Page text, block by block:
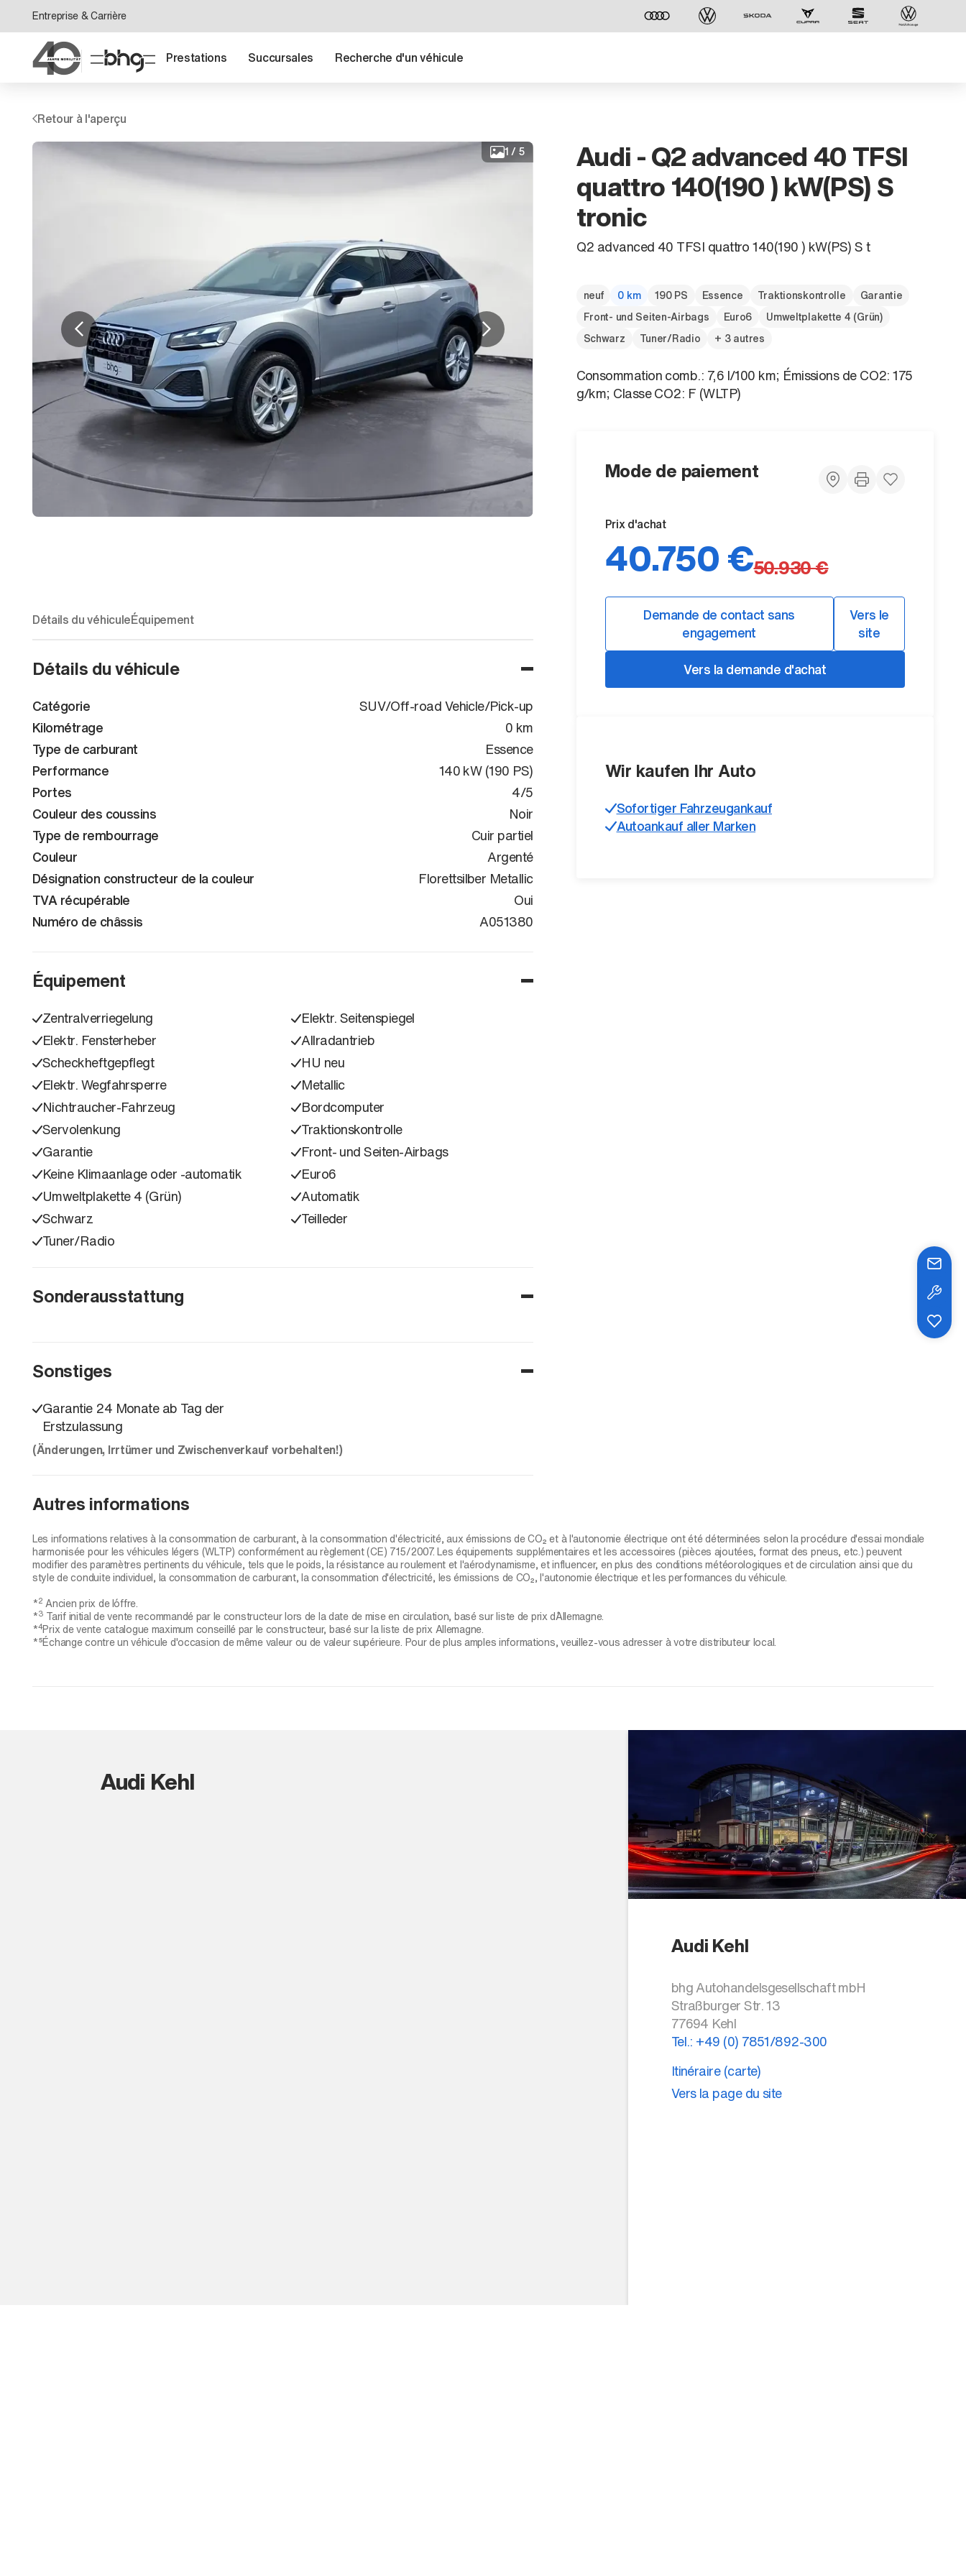
Entreprise & Carrière
Prestations Succursales Recherche d'un véhicule
Retour à l'aperçu
Détails du véhiculeÉquipement
Détails du véhicule
Catégorie
SUV/Off-road Vehicle/Pick-up
Kilométrage
0 km
Type de carburant
Essence
Performance
140 kW (190 PS)
Portes
4/5
Couleur des coussins
Noir
Type de rembourrage
Cuir partiel
Couleur
Argenté
Désignation constructeur de la couleur
Florettsilber Metallic
TVA récupérable
Oui
Numéro de châssis
WAUZZZGA9TA051380
Équipement
Zentralverriegelung
Elektr. Seitenspiegel
Elektr. Fensterheber
Allradantrieb
Scheckheftgepflegt
HU neu
Elektr. Wegfahrsperre
Metallic
Nichtraucher-Fahrzeug
Bordcomputer
Servolenkung
Traktionskontrolle
Garantie
Front- und Seiten-Airbags
Keine Klimaanlage oder -automatik
Euro6
Umweltplakette 4 (Grün)
Automatik
Schwarz
Teilleder
Tuner/Radio
Sonderausstattung
Sonstiges
Garantie 24 Monate ab Tag der
Erstzulassung
(Änderungen, Irrtümer und Zwischenverkauf vorbehalten!)
1/ 5 Audi - Q2 advanced 40 TFSI
quattro 140(190 ) kW(PS) S
tronic
Q2 advanced 40 TFSI quattro 140(190 ) kW(PS) S t
neuf 0 km 190 PS Essence Traktionskontrolle
Garantie
Front- und Seiten-Airbags
Euro6
Umweltplakette 4 (Grün)
Schwarz
Tuner/Radio + 3 autres
Consommation comb.: 7,6 l/100 km; Émissions de CO2: 175
g/km; Classe CO2: F (WLTP)
Mode de paiement
Prix d'achat
40.750 €50.930 €
Demande de contact sans
engagement
Vers le
site
Vers la demande d'achat
Wir kaufen Ihr Auto
Sofortiger Fahrzeugankauf
Autoankauf aller Marken
Autres informations
Les informations relatives à la consommation de carburant, à la consommation d'électricité, aux émissions de CO₂ et à l'autonomie électrique ont été déterminées selon la procédure d'essai mondiale
harmonisée pour les véhicules légers (WLTP) conformément au règlement (CE) 715/2007. Les équipements supplémentaires et les accessoires (pièces ajoutées, format des pneus, etc.) peuvent
modifier des paramètres pertinents du véhicule, tels que le poids, la résistance au roulement et l'aérodynamisme, et influencer, en plus des conditions météorologiques et de circulation ainsi que du
style de conduite individuel, la consommation de carburant, la consommation d'électricité, les émissions de CO₂, l'autonomie électrique et les performances du véhicule.
*2 Ancien prix de l´offre.
*3 Tarif initial de vente recommandé par le constructeur lors de la date de mise en circulation, basé sur liste de prix d´Allemagne.
*4Prix de vente catalogue maximum conseillé par le constructeur, basé sur la liste de prix Allemagne.
*⁵Échange contre un véhicule d'occasion de même valeur ou de valeur supérieure. Pour de plus amples informations, veuillez-vous adresser à votre distributeur local.
Audi Kehl
Audi Kehl
bhg Autohandelsgesellschaft mbH
Straßburger Str. 13
77694 Kehl
Tel.: +49 (0) 7851/892-300
Itinéraire (carte)
Vers la page du site